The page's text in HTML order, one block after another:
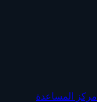
مركز المساعدة